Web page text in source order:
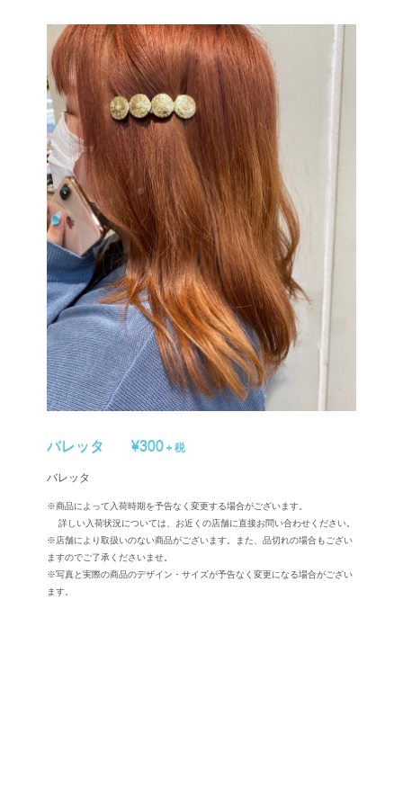
バレッタ ¥300＋税
バレッタ
※商品によって入荷時期を予告なく変更する場合がございます。
詳しい入荷状況については、お近くの店舗に直接お問い合わせください。
※店舗により取扱いのない商品がございます。また、品切れの場合もござい
ますのでご了承くださいませ。
※写真と実際の商品のデザイン・サイズが予告なく変更になる場合がござい
ます。